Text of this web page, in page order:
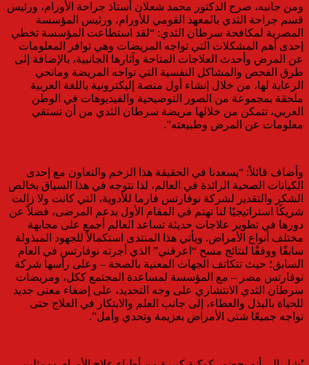
ومن جانبه، صرح الدكتور محمد شعلان أستاذ جراحة الأورام، ورئيس
قسم جراحة الثدي بالمعهد القومي للأورام، ورئيس المؤسسة
المصرية لمكافحة سرطان الثدي: “لقد استطاعت المؤسسة تخطي
إحدى أهم المشكلات التي تواجه المريضات وهي توافر المعلومات
عن المرض وأحدث العلاجات المتاحة وآثارها الجانبية، بالإضافة إلى
طرق الفحص والمشاكل النفسية التي تواجه المريضة ومانحي
الرعاية لها، من خلال إنشاء أول منصة إليكترونية باللغة العربية
ملحقة بمجموعة من الصور التوضيحية والفيديوهات في الوطن
العربي، تتمكن من خلالها مريضة سرطان الثدي من أن تستقي
معلومات عن المرض وطبيعته”.
وأضاف قائلاً: “يسعدنا في الحقيقة هذا الزخم والتعاون مع إحدى
الكيانات الصحية الرائدة في العالم، لذا نتوجه في هذا السياق بخالص
الشكر والتقدير لشركة نوفارتس فارما للأدوية، التي كانت ولا زالت
شريكًا استراتيجيًا لنا تهتم في المقام الأول بدعم المرضى، فضلاً عن
دورها في تطوير علاجات حديثة تساعد العالم أجمع على مجابهة
مختلف أنواع الأمراض. ويأتي هذا المنتدى استكمالاً للجهود المبذولة
سابقًا ووفقًا لنتائج مسح “اعرفني” الذي أجرته نوفارتس في العام
السابق؛ حيث تتكاتف الجهات المعنية بالصحة – وعلى رأسها شركة
نوفارتس مصر – مع المؤسسة لمساعدة المجتمع ككل، ومريضات
سرطان الثدي الانتشاري على وجه التحديد، على إضفاء معنى جديد
للحياة بالبذل والعطاء، إلى جانب العلم والابتكار في العلاج حتى
نواجه جميعًا شتى الأمراض بعزيمة وتحدي وأمل”.